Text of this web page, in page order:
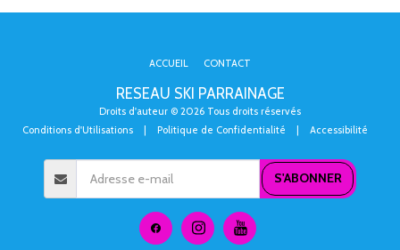
RESEAU SKI PARRAINAGE
Droits d'auteur © 2026 Tous droits réservés
Conditions d'Utilisations| Politique de Confidentialité | Accessibilité
ACCUEIL CONTACT
S'ABONNER